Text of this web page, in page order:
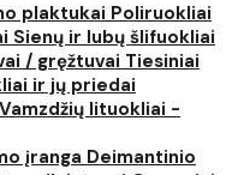
plaktukai Poliruokliai
Sienų ir lubų šlifuokliai
/ gręžtuvai Tiesiniai
ir jų priedai
Vamzdžių lituokliai -
įranga Deimantinio